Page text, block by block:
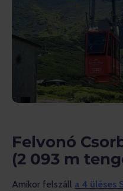
Felvonó
(2 093 m
Amikor felszáll a 4 üléses